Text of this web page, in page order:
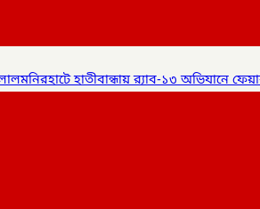
মাদক ব্যবসায়ী গ্রেপ্তার,✦লালমনিরহাটে